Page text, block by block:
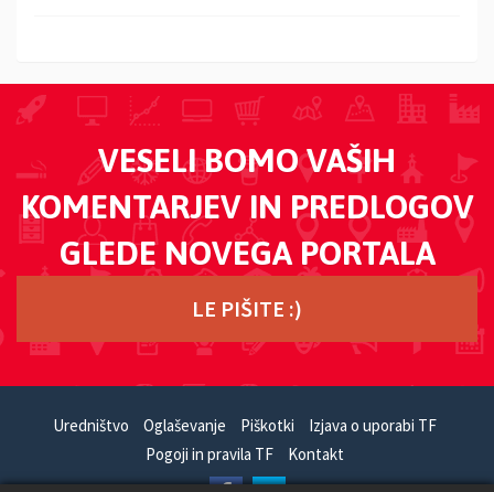
VESELI BOMO VAŠIH
KOMENTARJEV IN PREDLOGOV
GLEDE NOVEGA PORTALA
LE PIŠITE :)
Uredništvo Oglaševanje Piškotki
Izjava o uporabi TF
Pogoji in pravila TF
Kontakt